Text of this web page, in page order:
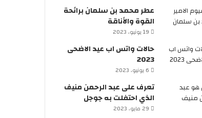
عطر محمد بن سلمان برائحة
القوة والأناقة
19 يونيو، 2023
حالات واتس اب عيد الاضحى
2023
6 يونيو، 2023
تعرف على عبد الرحمن منيف
الذي احتفلت به جوجل
29 مايو، 2023